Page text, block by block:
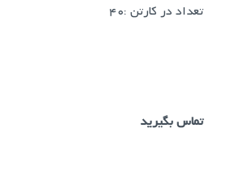
تعداد در کارتن :40
تماس بگیرید